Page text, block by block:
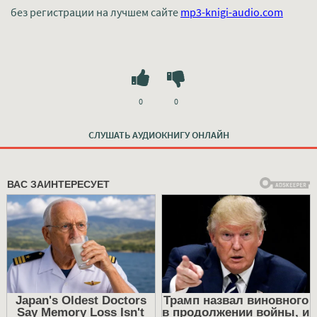
без регистрации на лучшем сайте mp3-knigi-audio.com
СЛУШАТЬ АУДИОКНИГУ ОНЛАЙН
0 0